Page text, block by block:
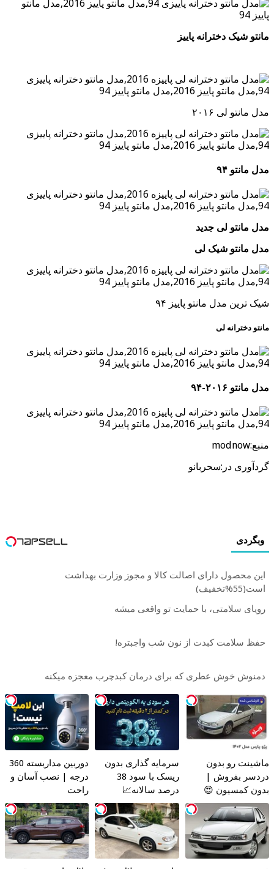
مانتو شیک دخترانه پاییز
مدل مانتو لی ۲۰۱۶
مدل مانتو ۹۴
مدل مانتو لی جدید
مدل مانتو شیک لی
شیک ترین مدل مانتو پاییز ۹۴
مانتو دخترانه لی
مدل مانتو ۲۰۱۶-۹۴
منبع:modnow
گردآوری در:سحربانو
وبگردی
این محصول دارای اصالت کالا و مجوز وزارت بهداشت
است(55%تخفیف)
رویای سلامتی، با حمایت تو واقعی میشه
حفظ سلامت کبدت از نون شب واجبتره!
دمنوش خوش عطری که برای درمان کبدچرب معجزه میکنه
ماشینت رو بدون
دردسر بفروش |
بدون کمسیون 😍
سرمایه گذاری بدون
ریسک با سود 38
درصد سالانه📈
دوربین مداربسته 360
درجه | نصب آسان و
راحت